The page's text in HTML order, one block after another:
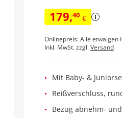
179,40 €
Onlinepreis: Alle etwaigen
Inkl. MwSt. zzgl.Versand
Mit Baby- &
Reißverschluss,
Bezug abnehm-